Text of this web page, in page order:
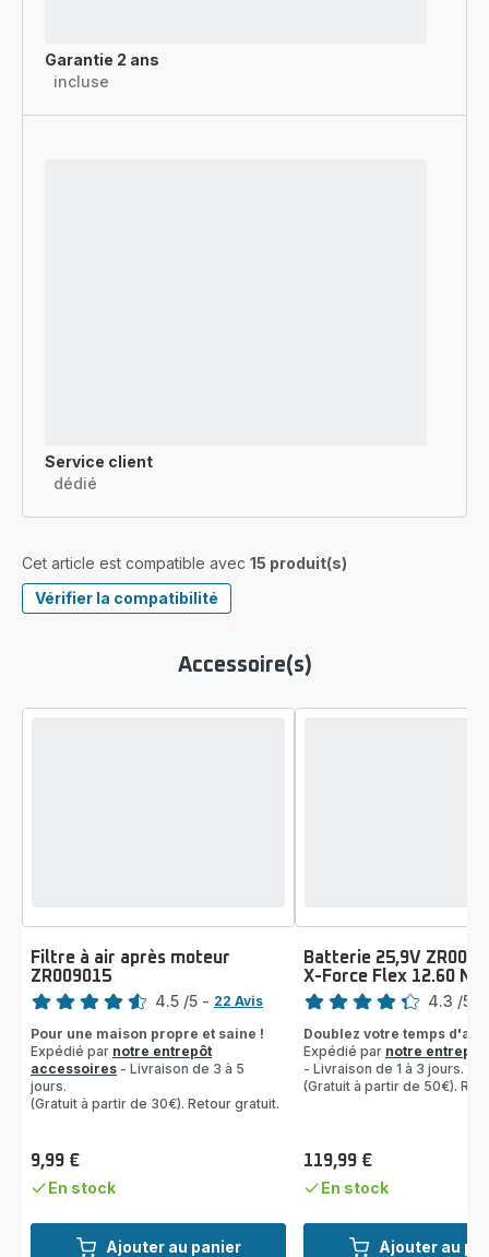
Garantie 2 ans
incluse
Service client
dédié
Cet article est compatible avec 15 produit(s)
Vérifier la compatibilité
Accessoire(s)
Ajouter au panier
Filtre à air après moteur
ZR009015
Note
4.5 /5 - 22 Avis
Pour une maison propre et saine !
Expédié par notre entrepôt
accessoires - Livraison de 3 à 5
jours.
(Gratuit à partir de 30€). Retour gratuit.
Prix
9,99 €
En stock
Ajouter au
Batterie 25,9V
X-Force Flex 12.60
Note
4.3 /5
Doublez votre temps
Expédié par notre entrepôt
- Livraison de 1 à 3 jours.
(Gratuit à partir de 50€).
Prix
119,99 €
En stock